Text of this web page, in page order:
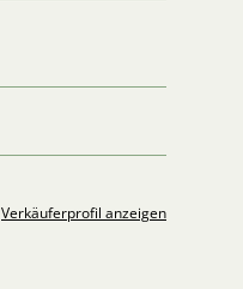
Verkäuferprofil anzeigen